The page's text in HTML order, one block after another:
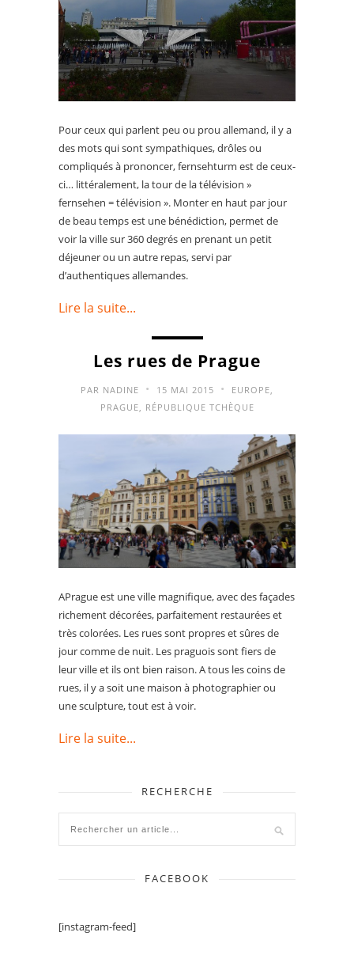
Pour ceux qui parlent peu ou prou allemand, il y a
des mots qui sont sympathiques, drôles ou
compliqués à prononcer, fernsehturm est de ceux-
ci… littéralement, la tour de la télévision »
fernsehen = télévision ». Monter en haut par jour
de beau temps est une bénédiction, permet de
voir la ville sur 360 degrés en prenant un petit
déjeuner ou un autre repas, servi par
d’authentiques allemandes.
Lire la suite...
Les rues de Prague
PAR NADINE • 15 MAI 2015 • EUROPE,
PRAGUE, RÉPUBLIQUE TCHÈQUE
APrague est une ville magnifique, avec des façades
richement décorées, parfaitement restaurées et
très colorées. Les rues sont propres et sûres de
jour comme de nuit. Les praguois sont fiers de
leur ville et ils ont bien raison. A tous les coins de
rues, il y a soit une maison à photographier ou
une sculpture, tout est à voir.
Lire la suite...
RECHERCHE
FACEBOOK
[instagram-feed]